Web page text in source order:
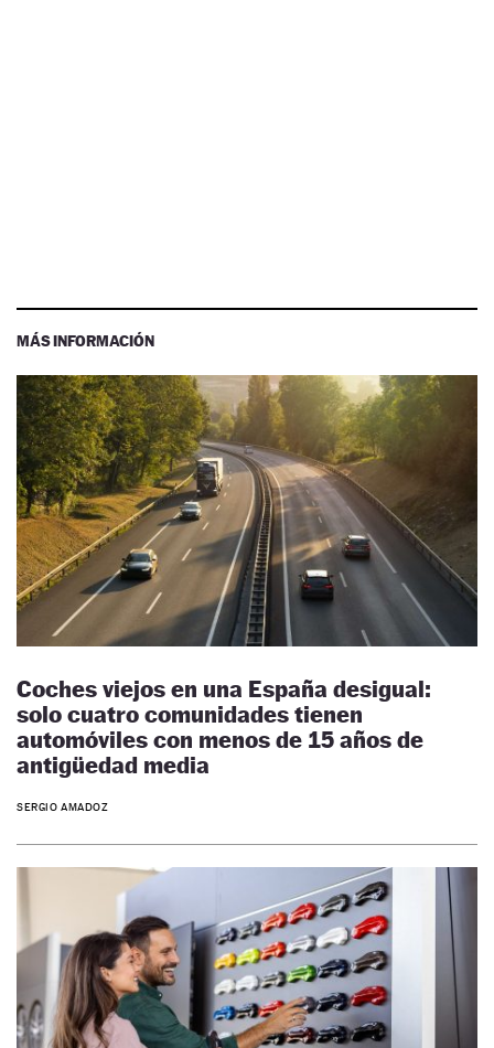
MÁS INFORMACIÓN
Coches viejos en una España desigual:
solo cuatro comunidades tienen
automóviles con menos de 15 años de
antigüedad media
SERGIO AMADOZ